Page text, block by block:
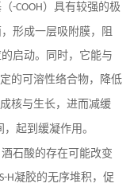
-COOH）具有较强的极
形成一层吸附膜，阻
启动。同时，它能与
的可溶性络合物，降低
核与生长，进而减缓
起到缓凝作用。
石酸的存在可能改变
H凝胶的无序堆积，促